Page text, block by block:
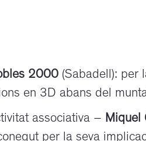
2000 (Sabadell): per
en 3D abans del
associativa – Miquel
per la seva